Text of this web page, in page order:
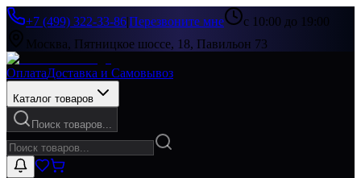
+7 (499) 322-33-86|Перезвоните мне
с 10:00 до 19:00
Москва, Пятницкое шоссе, 18, Павильон 73
ОплатаДоставка и Самовывоз
Каталог товаров
Поиск товаров...